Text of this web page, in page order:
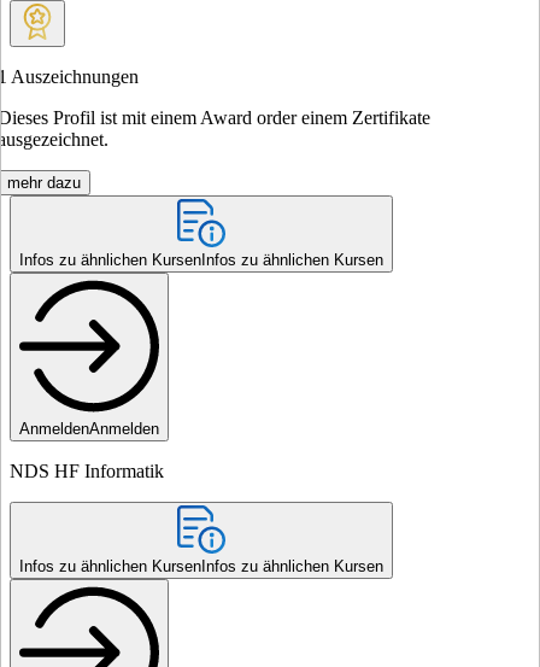
Auszeichnungen
Profil ist mit einem Award order einem Zertifikate
mehr dazu
Infos zu ähnlichen Kursen Infos zu ähnlichen Kursen
AnmeldenAnmelden
NDS HF Informatik
Infos zu ähnlichen Kursen Infos zu ähnlichen Kursen